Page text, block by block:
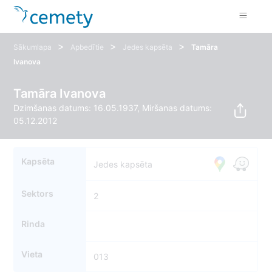
Sākumlapa > Apbedītie > Jedes kapsēta >
Tamāra
Ivanova
Tamāra Ivanova
Dzimšanas datums: 16.05.1937, Miršanas datums:
05.12.2012
Kapsēta Jedes kapsēta
Sektors 2
Rinda
Vieta 013